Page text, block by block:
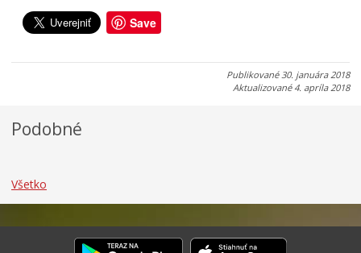
Save
Publikované30. januára 2018
Aktualizované 4. apríla 2018
Podobné
.
0
.
6
.
0
.
6
.
0
.
6
Všetko